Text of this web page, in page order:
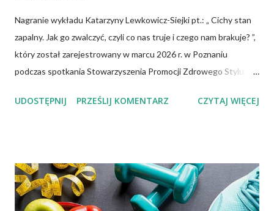
Nagranie wykładu Katarzyny Lewkowicz-Siejki pt.: „ Cichy stan
zapalny. Jak go zwalczyć, czyli co nas truje i czego nam brakuje? ”,
który został zarejestrowany w marcu 2026 r. w Poznaniu
podczas spotkania Stowarzyszenia Promocji Zdrowego Stylu
dziennikarka, publicystka, promotorka zdrowego stylu życia,
UDOSTĘPNIJ PRZEŚLIJ KOMENTARZ CZYTAJ WIĘCEJ